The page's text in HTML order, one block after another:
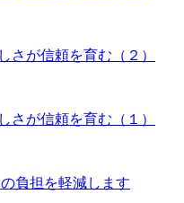
さが信頼を育む（２）
さが信頼を育む（１）
負担を軽減します